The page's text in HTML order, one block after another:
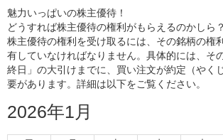
魅力いっぱいの株主優待！
どうすれば株主優待の権利がもらえるのかしら？
株主優待の権利を受け取るには、その銘柄の権
有していなければなりません。具体的には、そ
終日」の大引けまでに、買い注文が約定（やく
要があります。詳細は以下をご覧ください。
2026年1月